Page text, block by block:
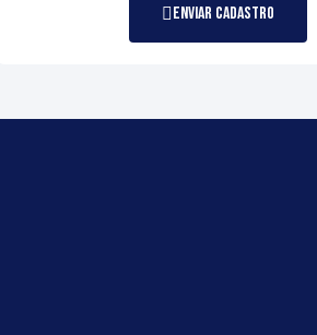
ENVIAR CADASTRO